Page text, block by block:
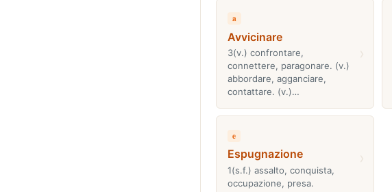
a
Avvicinare
3(v.) confrontare,
connettere, paragonare. (v.)
abbordare, agganciare,
contattare. (v.)…
e
Espugnazione
1(s.f.) assalto, conquista,
occupazione, presa.